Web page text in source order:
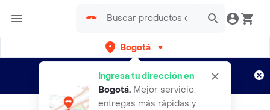
Bogotá
Ingresa tu dirección en
Bogotá. Mejor servicio,
entregas más rápidas y
envíos gratis por semanas
Aplican TyC